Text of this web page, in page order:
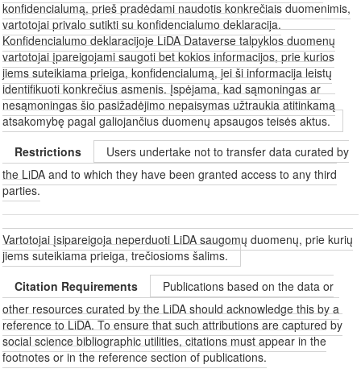
konfidencialumą, prieš pradėdami naudotis konkrečiais duomenimis,
vartotojai privalo sutikti su konfidencialumo deklaracija.
Konfidencialumo deklaracijoje LiDA Dataverse talpyklos duomenų
vartotojai įpareigojami saugoti bet kokios informacijos, prie kurios
jiems suteikiama prieiga, konfidencialumą, jei ši informacija leistų
identifikuoti konkrečius asmenis. Įspėjama, kad sąmoningas ar
nesąmoningas šio pasižadėjimo nepaisymas užtraukia atitinkamą
atsakomybę pagal galiojančius duomenų apsaugos teisės aktus.
Restrictions
Users undertake not to transfer data curated by
the LiDA and to which they have been granted access to any third
parties.
Vartotojai įsipareigoja neperduoti LiDA saugomų duomenų, prie kurių
jiems suteikiama prieiga, trečiosioms šalims.
Citation Requirements
Publications based on the data or
other resources curated by the LiDA should acknowledge this by a
reference to LiDA. To ensure that such attributions are captured by
social science bibliographic utilities, citations must appear in the
footnotes or in the reference section of publications.